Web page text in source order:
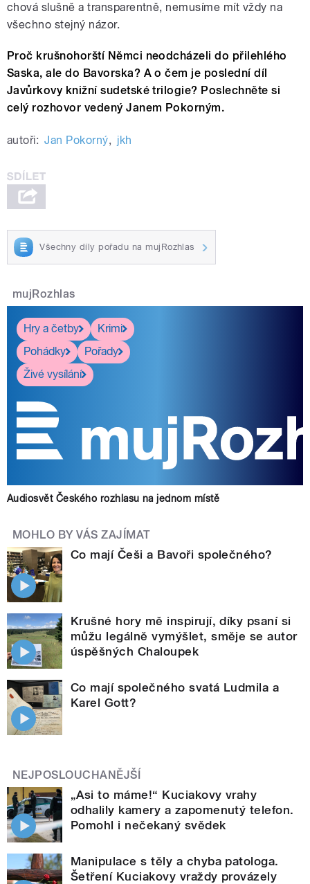
chová slušně a transparentně, nemusíme mít vždy na
všechno stejný názor.
Proč krušnohorští Němci neodcházeli do přilehlého
Saska, ale do Bavorska? A o čem je poslední díl
Javůrkovy knižní sudetské trilogie? Poslechněte si
celý rozhovor vedený Janem Pokorným.
autoři: Jan Pokorný, jkh
Všechny díly pořadu na mujRozhlas
mujRozhlas
Hry a četby
Krimi
Pohádky
Pořady
Živé vysílání
Audiosvět Českého rozhlasu na jednom místě
MOHLO BY VÁS ZAJÍMAT
Co mají Češi a Bavoři společného?
Krušné hory mě inspirují, díky psaní si
můžu legálně vymýšlet, směje se autor
úspěšných Chaloupek
Co mají společného svatá Ludmila a
Karel Gott?
NEJPOSLOUCHANĚJŠÍ
„Asi to máme!“ Kuciakovy vrahy
odhalily kamery a zapomenutý telefon.
Pomohl i nečekaný svědek
Manipulace s těly a chyba patologa.
Šetření Kuciakovy vraždy provázely